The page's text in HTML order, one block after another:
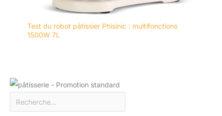
Test du robot pâtissier Phisinic : multifonctions
1500W 7L